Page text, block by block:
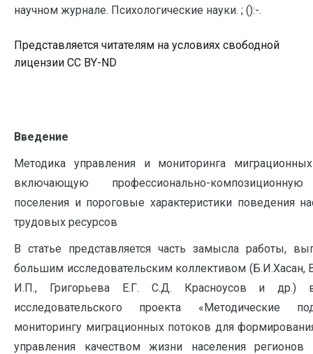
научном журнале. Психологические науки. ; ():-.
Представляется читателям на условиях свободной
лицензии CC BY-ND
Введение
Методика управления и мониторинга
включающую профессионально-
поселения и пороговые характеристики поведения
трудовых ресурсов
В статье представляется часть замысла работы,
большим исследовательским коллективом (Б.И.Хасан,
И.П., Григорьева Е.Г. С.Д. Красноусов и др.)
исследовательского проекта «Методические
мониторингу миграционных потоков для
управления качеством жизни населения